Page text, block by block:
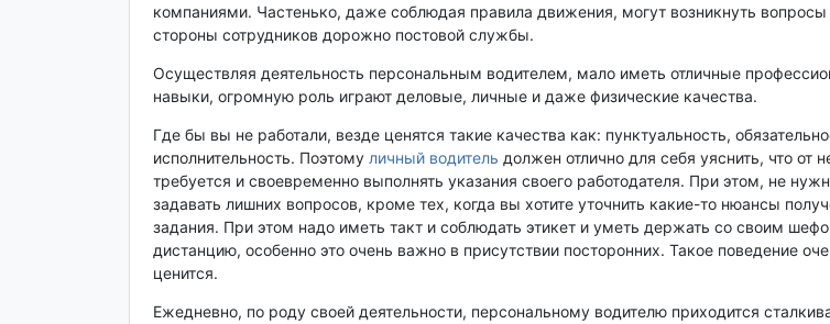
компаниями. Частенько, даже соблюдая правила движения, могут возникнуть вопросы
стороны сотрудников дорожно постовой службы.
Осуществляя деятельность персональным водителем, мало иметь отличные
навыки, огромную роль играют деловые, личные и даже физические качества.
Где бы вы не работали, везде ценятся такие качества как: пунктуальность,
исполнительность. Поэтому личный водитель должен отлично для себя уяснить, что от
требуется и своевременно выполнять указания своего работодателя. При этом, не
задавать лишних вопросов, кроме тех, когда вы хотите уточнить какие-то нюансы
задания. При этом надо иметь такт и соблюдать этикет и уметь держать со своим
дистанцию, особенно это очень важно в присутствии посторонних. Такое поведение
ценится.
Ежедневно, по роду своей деятельности, персональному водителю приходится